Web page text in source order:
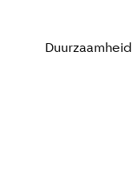
Duurzaamheid